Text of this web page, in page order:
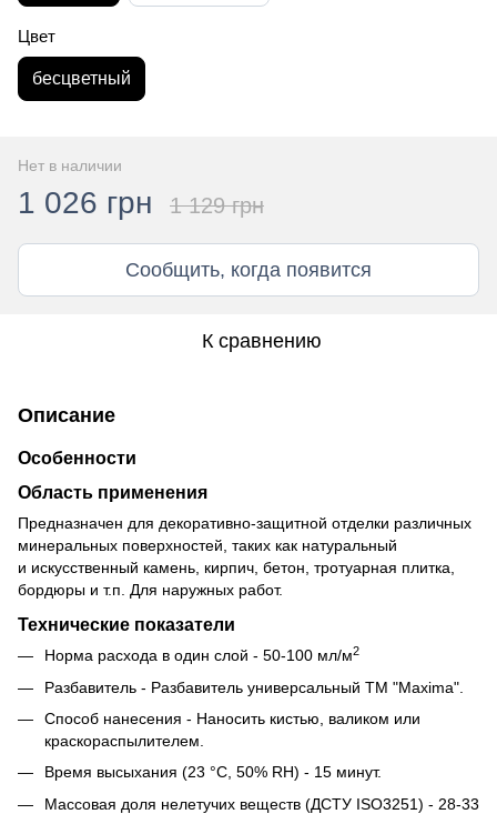
Цвет
бесцветный
Нет в наличии
1 026 грн 1 129 грн
Сообщить, когда появится
К сравнению
Описание
Особенности
Область применения
Предназначен для декоративно-защитной отделки различных
минеральных поверхностей, таких как натуральный
и искусственный камень, кирпич, бетон, тротуарная плитка,
бордюры и т.п. Для наружных работ.
Технические показатели
Норма расхода в один слой - 50-100 мл/м2
Разбавитель - Разбавитель универсальный ТМ "Maxima".
Способ нанесения - Наносить кистью, валиком или
краскораспылителем.
Время высыхания (23 °С, 50% RH) - 15 минут.
Массовая доля нелетучих веществ (ДСТУ ISO3251) - 28-33